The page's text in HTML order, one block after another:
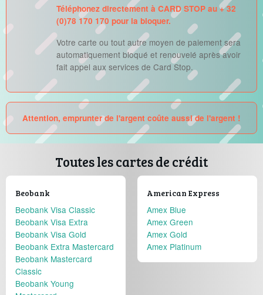
Téléphonez directement à CARD STOP au + 32
(0)78 170 170 pour la bloquer.
Votre carte ou tout autre moyen de paiement sera
automatiquement bloqué et renouvelé après avoir
fait appel aux services de Card Stop.
Attention, emprunter de l'argent coûte aussi de l'argent !
Toutes les cartes de crédit
Beobank
Beobank Visa Classic
Beobank Visa Extra
Beobank Visa Gold
Beobank Extra Mastercard
Beobank Mastercard
Classic
Beobank Young
American Express
Amex Blue
Amex Green
Amex Gold
Amex Platinum